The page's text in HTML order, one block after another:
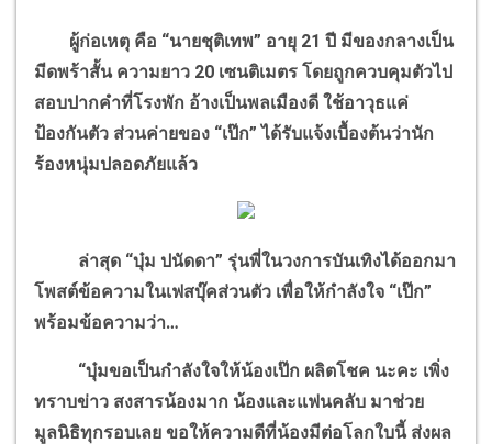
ผู้ก่อเหตุ คือ “นายชุติเทพ” อายุ 21 ปี มีของกลางเป็น
มีดพร้าสั้น ความยาว 20 เซนติเมตร โดยถูกควบคุมตัวไป
สอบปากคำที่โรงพัก อ้างเป็นพลเมืองดี ใช้อาวุธแค่
ป้องกันตัว ส่วนค่ายของ “เป๊ก” ได้รับแจ้งเบื้องต้นว่านัก
ร้องหนุ่มปลอดภัยแล้ว
ล่าสุด “บุ๋ม ปนัดดา” รุ่นพี่ในวงการบันเทิงได้ออกมา
โพสต์ข้อความในเฟสบุ๊คส่วนตัว เพื่อให้กำลังใจ “เป๊ก”
พร้อมข้อความว่า…
“บุ๋มขอเป็นกำลังใจให้น้องเป๊ก ผลิตโชค นะคะ เพิ่ง
ทราบข่าว สงสารน้องมาก น้องและแฟนคลับ มาช่วย
มูลนิธิทุกรอบเลย ขอให้ความดีที่น้องมีต่อโลกใบนี้ ส่งผล